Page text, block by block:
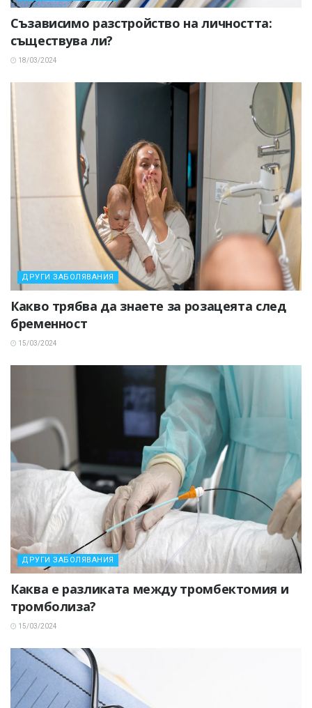
Съзависимо разстройство на личността:
съществува ли?
18/03/2024
ДРУГИ ЗАБОЛЯВАНИЯ
Какво трябва да знаете за розацеята след
бременност
15/03/2024
ДРУГИ ЗАБОЛЯВАНИЯ
Каква е разликата между тромбектомия и
тромболиза?
15/03/2024